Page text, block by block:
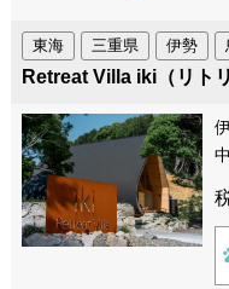
東海 三重県 伊勢
Retreat Villa iki（リト